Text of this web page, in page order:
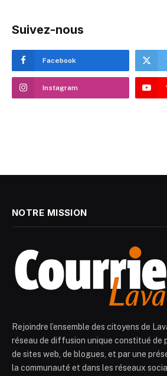
Suivez-nous
Facebook
Instagram
NOTRE MISSION
Rejoindre l’ensemble des citoyens de
réseau de diffusion unique constitué de
de sites web, de blogues, et par une
la communauté et dans les réseaux